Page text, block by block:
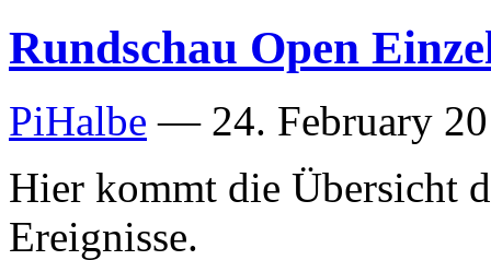
Rundschau Open
PiHalbe — 24. February
Hier kommt die Übersicht
Ereignisse.